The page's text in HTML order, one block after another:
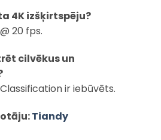
4K izšķirtspēju?
20 fps.
cilvēkus un
ir iebūvēts.
Tiandy